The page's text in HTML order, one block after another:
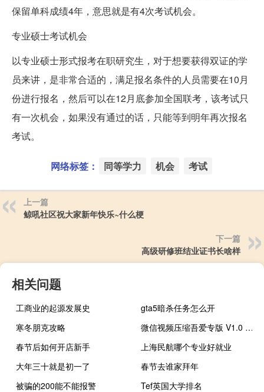
保留单科成绩4年，意思就是有4次考试机会。
专业硕士考试机会
以专业硕士形式报考在职研究生，对于想要获得双证的学
员来讲，是非常合适的，满足报名条件的人员需要在10月
份进行报名，然后可以在12月底参加全国联考，该考试只
有一次机会，如果没有通过的话，只能等到明年再次报名
考试。
网络标签： 同等学力 机会 考试
上一篇
鲸吼社区祝大家新年快乐~什么梗
下一篇
高级研修班结业证书长啥样
相关问题
工商业的起源发展史
gta5暗杀任务怎么开
寒冬朋克攻略
微信视频压缩吾爱专版 V1.0 绿色破解版（微信视频压缩吾爱专版 V1.0 绿色破解版功能简介）
春节后如何开店新手
上海民航哪个专业好就业
大年三十就是初一了
春节去谁家拜年
被骗的200能不能报警
Tef英国大学排名